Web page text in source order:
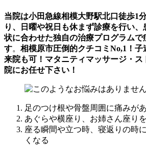
当院は小田急線相模大野駅北口徒歩1
り、日曜や祝日も休まず診療を行い
状に合わせた独自の治療プログラムで
す。 相模原市圧倒的クチコミNo,1！
来院も可！マタニティマッサージ・
院にお任せ下さい！
足のつけ根や骨盤周囲に痛みが
あぐらや横座り、お姉さん座り
座る瞬間や立つ時、寝返りの時
くなる